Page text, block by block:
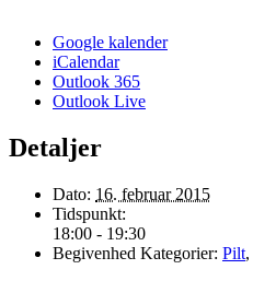
Google kalender
iCalendar
Outlook 365
Outlook Live
Detaljer
Dato: 16. februar 2015
Tidspunkt:
18:00 - 19:30
Begivenhed Kategorier: Pilt,